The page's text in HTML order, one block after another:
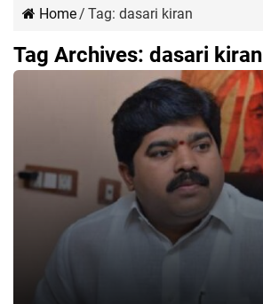
Home/ Tag: dasari kiran
Tag Archives: dasari kiran